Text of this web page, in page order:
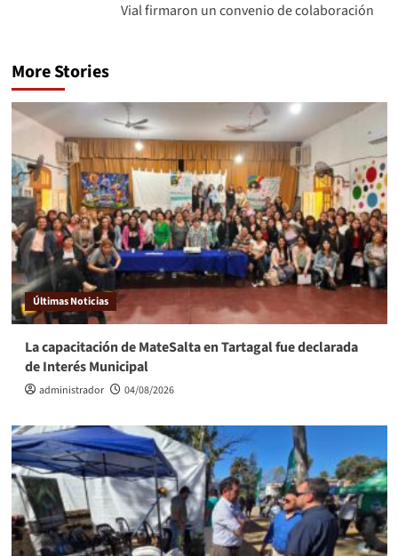
Vial firmaron un convenio de colaboración
More Stories
Últimas Noticias
La capacitación de MateSalta en Tartagal fue declarada
de Interés Municipal
administrador 04/08/2026